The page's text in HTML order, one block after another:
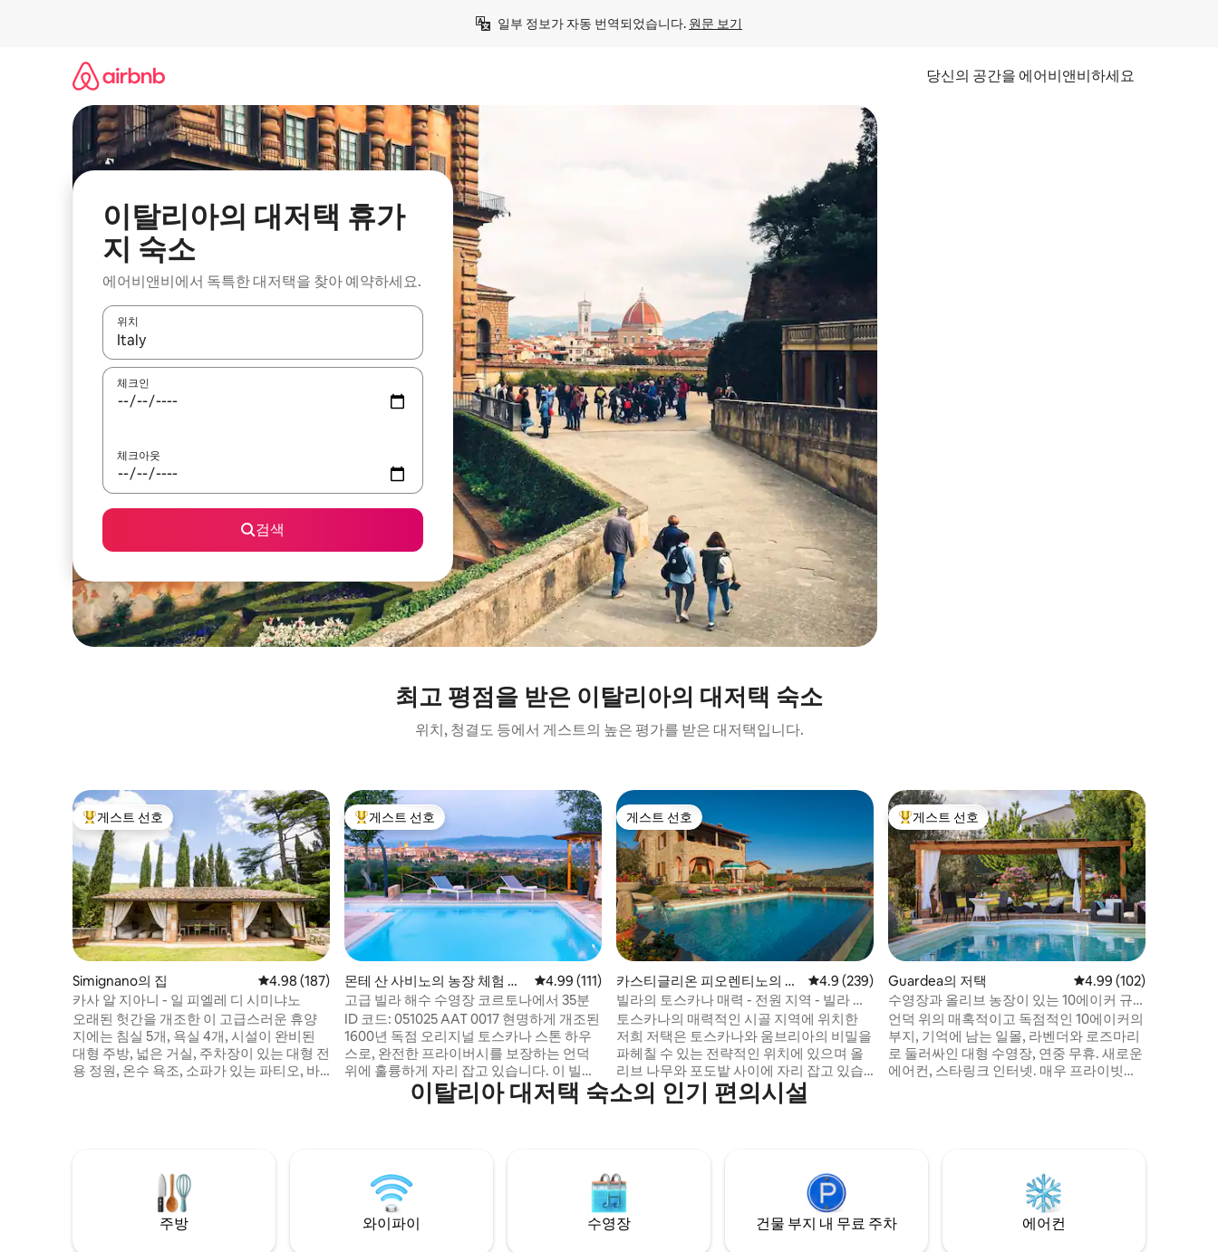
일부 정보가 자동 번역되었습니다. 원문 보기
당신의 공간을 에어비앤비하세요
이탈리아의 대저택 휴가
지 숙소
에어비앤비에서 독특한 대저택을 찾아 예약하세요.
위치
결과가 나오면 위·아래 화살표 키를 사용하거나 터치 또는 스와이프 동작으로 탐색하세요.
체크인
체크아웃
검색
최고 평점을 받은 이탈리아의 대저택 숙소
위치, 청결도 등에서 게스트의 높은 평가를 받은 대저택입니다.
상위 게스트 선호
게스트 선호
Simignano의 집 평점 4.98점(5점 만점), 후기 187개
4.98 (187)
카사 알 지아니 - 일 피엘레 디 시미냐노
오래된 헛간을 개조한 이 고급스러운 휴양
지에는 침실 5개, 욕실 4개, 시설이 완비된
대형 주방, 넓은 거실, 주차장이 있는 대형 전
용 정원, 온수 욕조, 소파가 있는 파티오, 바
식을 취하고 야외에서 저녁 식사를 즐기는
등 별빛 아래 마법 같은 저녁 시간을 보낼 수
있습니다. 이 작은 파라다이스에서 기억에
남는 휴가가 여러분을 기다리고 있습니다!
상위 게스트 선호
게스트 선호
몬테 산 사비노의 농장 체험 숙
소
평점 4.99점(5점 만점), 후기 111개
4.99 (111)
고급 빌라 해수 수영장 코르토나에서 35분
ID 코드: 051025 AAT 0017 현명하게 개조된
1600년 독점 오리지널 토스카나 스톤 하우
스로, 완전한 프라이버시를 보장하는 언덕
위에 훌륭하게 자리 잡고 있습니다. 이 빌라
는 360도 전망을 자랑하는 실제 엽서에 나온
것과 같은 곳에 위치해 있습니다. 코르토나
로 둘러싸인 대로를 통해 접근할 수 있으며
몬테 산 사비노와 코르토나와 같은 마을과
마을이 있는 발디키아나 계곡의 멋진 전망
을 자랑합니다.
게스트 선호
게스트 선호
카스티글리온 피오렌티노의 저
택
평점 4.9점(5점 만점), 후기 239개
4.9 (239)
빌라의 토스카나 매력 - 전원 지역 - 빌라 세
나이아
토스카나의 매력적인 시골 지역에 위치한
저희 저택은 토스카나와 움브리아의 비밀을
파헤칠 수 있는 전략적인 위치에 있으며 올
리브 나무와 포도밭 사이에 자리 잡고 있습
니다. 에어컨과 웰니스 공간이 있는 수영장
에서 편안하게 휴식을 취하실 수 있습니다.
하여 목가적인 전망을 자랑합니다. 야외에
서 식사를 하며 토스카나 와인을 마시고 귀
뚜라미와 매미의 소리를 들을 수 있는 매력
적인 환경입니다.
상위 게스트 선호
게스트 선호
Guardea의 저택 평점 4.99점(5점 만점),
4.99 (102)
수영장과 올리브 농장이 있는 10에이커 규
모의 전용 부동산!
언덕 위의 매혹적이고 독점적인 10에이커의
부지, 기억에 남는 일몰, 라벤더와 로즈마리
로 둘러싸인 대형 수영장, 연중 무휴. 새로운
에어컨, 스타링크 인터넷. 매우 프라이빗하
차역까지 차로 10분, 시내 상점까지 차로 5
이탈리아 대저택 숙소의 인기 편의시설
주방 와이파이 수영장 건물 부지 내 무료 주차 에어컨